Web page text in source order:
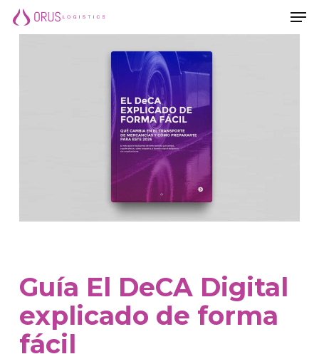
Saltar
Guía El DeCA Digital
explicado de forma
fácil
Menú